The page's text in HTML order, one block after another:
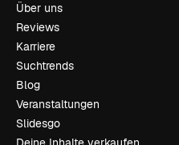
Über uns
Reviews
Karriere
Suchtrends
Blog
Veranstaltungen
Slidesgo